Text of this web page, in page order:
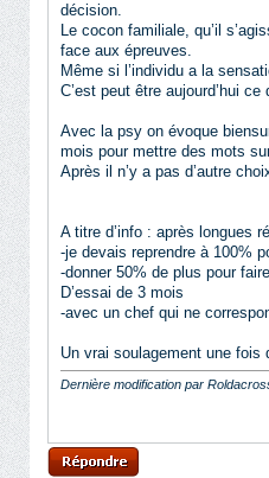
décision.
Le cocon familiale, qu’il
face aux épreuves.
Même si l’individu a la
C’est peut être aujourd’hui
Avec la psy on évoque
mois pour mettre des mots
Après il n’y a pas d’autre
A titre d’info : après longues
-je devais reprendre à 100%
-donner 50% de plus pour
D’essai de 3 mois
-avec un chef qui ne
Un vrai soulagement une fois
Dernière modification par